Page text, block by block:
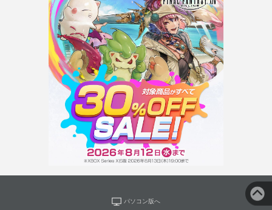
パソコン版へ